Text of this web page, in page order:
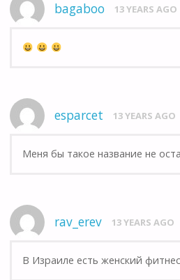
bagaboo 13 YEARS AGO
esparcet 13 YEARS AGO
Меня бы такое название не
rav_erev 13 YEARS AGO
В Израиле есть женский